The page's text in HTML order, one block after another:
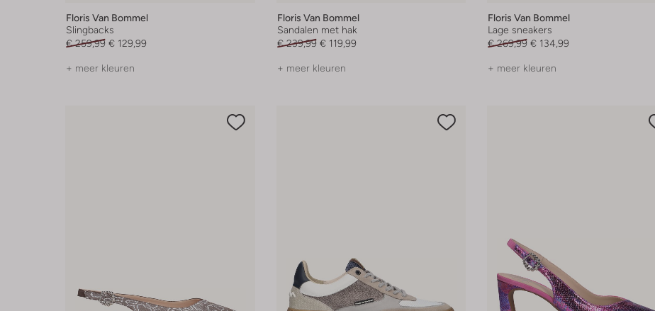
Floris Van Bommel
Slingbacks
€ 259,99 € 129,99
+ meer kleuren
Floris Van Bommel
Sandalen met hak
€ 239,99 € 119,99
+ meer kleuren
Floris Van Bommel
Lage sneakers
€ 269,99 € 134,99
+ meer kleuren